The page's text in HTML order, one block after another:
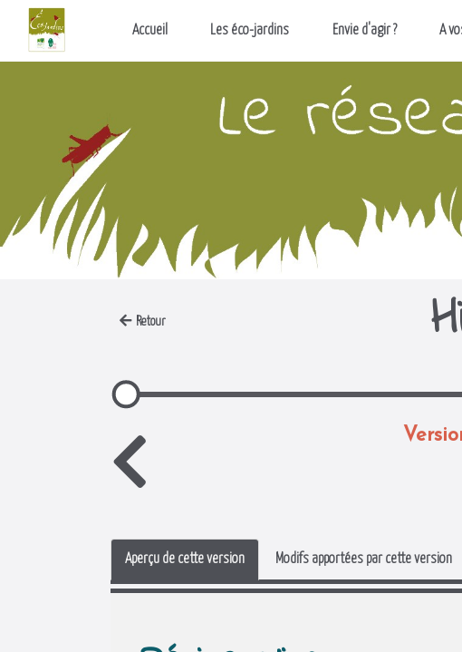
Aller au contenu principal
Accueil Les éco-jardins Envie d'agir ? A
Retour
Aperçu de cette version Modifs apportées par cette version